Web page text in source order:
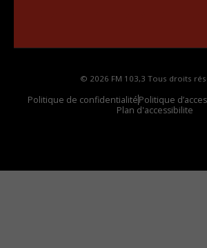
© 2026 FM 103,3 Tous droits
Politique de confidentialitéPolitique
Plan d'accessibilite